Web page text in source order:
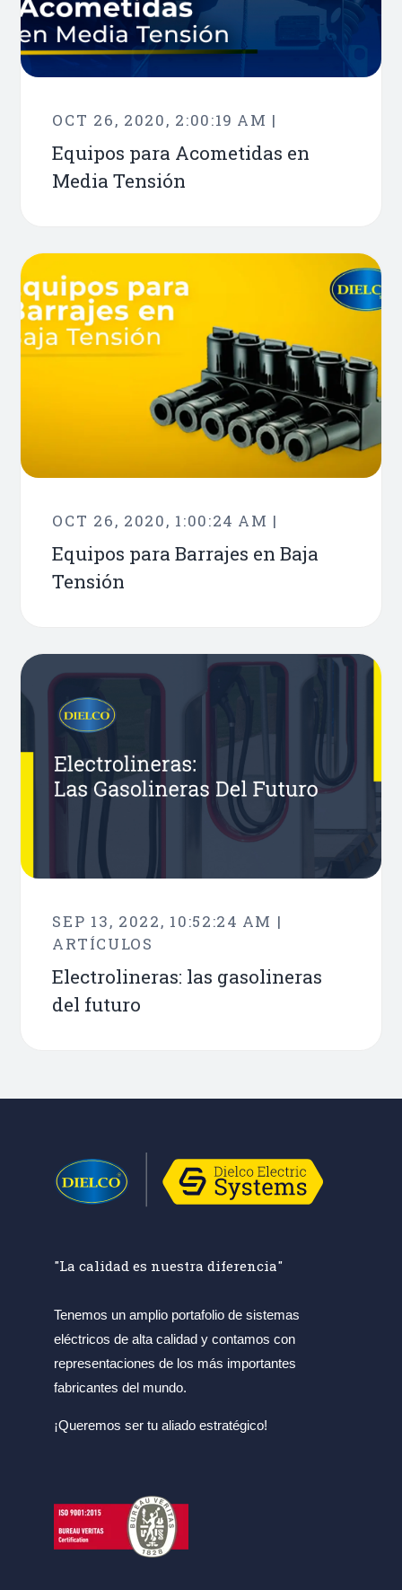
OCT 26, 2020, 2:00:19 AM |
Equipos para Acometidas en
Media Tensión
OCT 26, 2020, 1:00:24 AM |
Equipos para Barrajes en Baja
Tensión
SEP 13, 2022, 10:52:24 AM |
ARTÍCULOS
Electrolineras: las gasolineras
del futuro
"La calidad es nuestra diferencia"
Tenemos un amplio portafolio de sistemas
eléctricos de alta calidad y contamos con
representaciones de los más importantes
fabricantes del mundo.
¡Queremos ser tu aliado estratégico!